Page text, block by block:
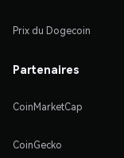
Prix du Dogecoin
Partenaires
CoinMarketCap
CoinGecko